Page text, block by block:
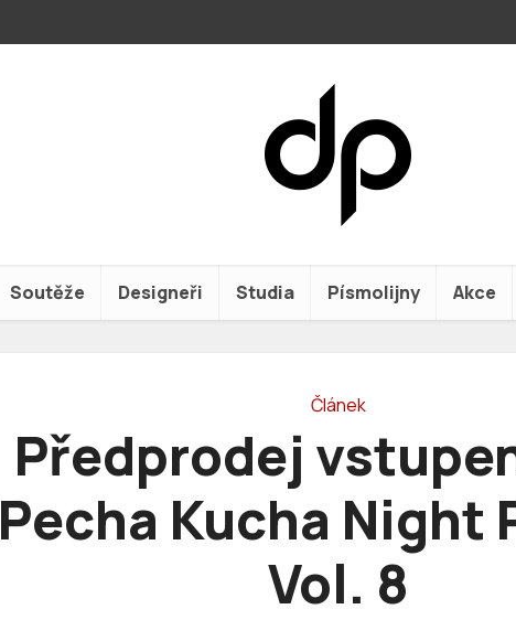
Soutěže Designeři Studia Písmolijny Akce
Článek
Předprodej
Pecha Kucha Night
Vol. 8